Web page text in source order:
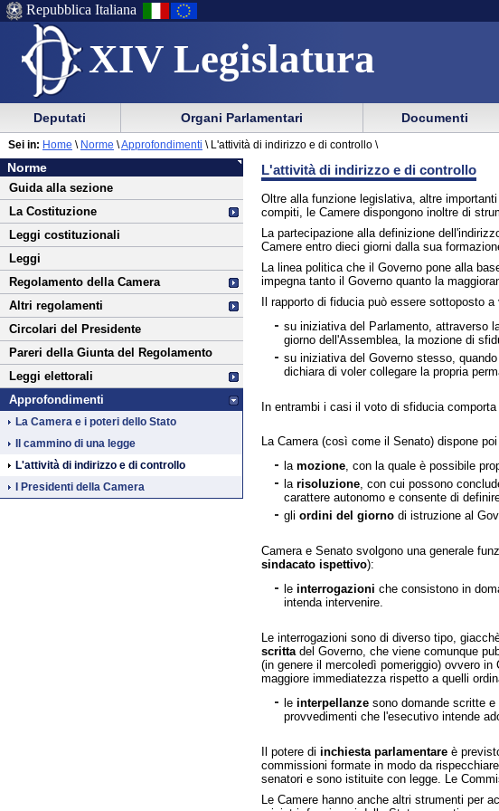
XIV Legislatura
Menu
di
ausilio
alla
navigazione
Menu
di
navigazione
principale
Repubblica Italiana
Menu
di
navigazione
principale
menu
di
sezione
Deputati Organi Parlamentari Documenti
Norme
Vai
al
contenuto
Norme
Guida alla sezione
La Costituzione
Leggi costituzionali
Leggi
Regolamento della Camera
Altri regolamenti
Circolari del Presidente
Pareri della Giunta del Regolamento
Leggi elettorali
Approfondimenti
La Camera e i poteri dello Stato
Il cammino di una legge
L'attività di indirizzo e di controllo
I Presidenti della Camera
Sei in: Home \ Norme \Approfondimenti \ L'attività di indirizzo e di controllo \
L'attività di indirizzo e di controllo
Oltre alla funzione legislativa, altre
compiti, le Camere dispongono inoltre di
La partecipazione alla definizione
Camere entro dieci giorni dalla sua
La linea politica che il Governo pone alla
impegna tanto il Governo quanto la
Il rapporto di fiducia può essere sottoposto
su iniziativa del Parlamento, attraverso
giorno dell'Assemblea, la mozione di
su iniziativa del Governo stesso,
dichiara di voler collegare la propria
In entrambi i casi il voto di sfiducia
La Camera (così come il Senato) dispone
la mozione, con la quale è possibile
la risoluzione, con cui possono
carattere autonomo e consente di
gli ordini del giornodi istruzione al
Camera e Senato svolgono una generale
sindacato ispettivo):
le interrogazioni che consistono in
intenda intervenire.
Le interrogazioni sono di diverso tipo,
scrittadel Governo, che viene comunque
(in genere il mercoledì pomeriggio) ovvero in
maggiore immediatezza rispetto a quelli
le interpellanzesono domande scritte e
provvedimenti che l'esecutivo intende
Il potere di inchiesta parlamentareè
commissioni formate in modo da
senatori e sono istituite con legge. Le
Le Camere hanno anche altri strumenti per